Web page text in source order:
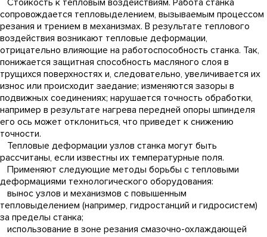
Стойкость к тепловым воздействиям. Работа станка
сопровождается тепловыделением, вызываемым процессом
резания и трением в механизмах. В результате теплового
воздействия возникают тепловые деформации,
отрицательно влияющие на работоспособность станка. Так,
понижается защитная способность масляного слоя в
трущихся поверхностях и, следовательно, увеличивается их
износ или происходит заедание; изменяются зазоры в
подвижных соединениях; нарушается точность обработки,
например в результате нагрева передней опоры шпинделя
его ось может отклониться, что приведет к снижению
точности.
Тепловые деформации узлов станка могут быть
рассчитаны, если известны их температурные поля.
Применяют следующие методы борьбы с тепловыми
деформациями технологического оборудования:
вынос узлов и механизмов с повышенным
тепловыделением (например, гидростанций и гидросистем)
за пределы станка;
использование в зоне резания смазочно-охлаждающей